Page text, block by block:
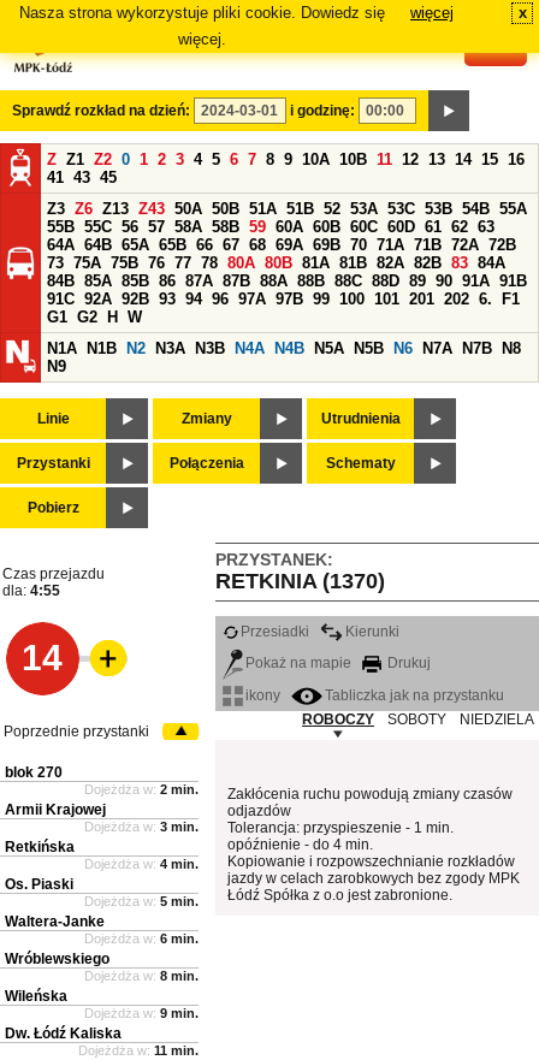
Nasza strona wykorzystuje pliki cookie. Dowiedz się
więcej.
więcej x
Sprawdź rozkład na dzień: i godzinę:
Z Z1 Z2 0 1 2 3 4 5 6 7 8 9 10A 10B 11 12 13 14 15 16
41 43 45
Z3 Z6 Z13 Z43 50A 50B 51A 51B 52 53A 53C 53B 54B 55A
55B 55C 56 57 58A 58B 59 60A 60B 60C 60D 61 62 63
64A 64B 65A 65B 66 67 68 69A 69B 70 71A 71B 72A 72B
73 75A 75B 76 77 78 80A 80B 81A 81B 82A 82B 83 84A
84B 85A 85B 86 87A 87B 88A 88B 88C 88D 89 90 91A 91B
91C 92A 92B 93 94 96 97A 97B 99 100 101 201 202 6.
F1
G1 G2 H
W
N1A
N1B N2 N3A N3B N4A N4B N5A N5B N6 N7A N7B
N8
N9
Linie Zmiany Utrudnienia
Przystanki Połączenia Schematy
Pobierz
PRZYSTANEK:
RETKINIA (1370)
Czas przejazdu
dla: 4:55
14
Przesiadki
Kierunki
Pokaż na mapie
Drukuj
ikony
Tabliczka jak na przystanku
ROBOCZY
SOBOTY NIEDZIELA
Zakłócenia ruchu powodują zmiany czasów
odjazdów
Tolerancja: przyspieszenie - 1 min.
opóźnienie - do 4 min.
Kopiowanie i rozpowszechnianie rozkładów
jazdy w celach zarobkowych bez zgody MPK
Łódź Spółka z o.o jest zabronione.
Poprzednie przystanki
blok 270
Dojeżdża w: 2 min.
Armii Krajowej
Dojeżdża w: 3 min.
Retkińska
Dojeżdża w: 4 min.
Os. Piaski
Dojeżdża w: 5 min.
Waltera-Janke
Dojeżdża w: 6 min.
Wróblewskiego
Dojeżdża w: 8 min.
Wileńska
Dojeżdża w: 9 min.
Dw. Łódź Kaliska
Dojeżdża w: 11 min.